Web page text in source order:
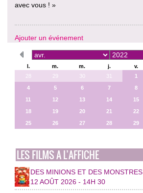
avec vous ! »
Ajouter un événement
l. m. m. j. v.
28
29 30 31 1
4
5 6 7 8
11
12 13 14 15
18
19 20 21 22
25
26 27 28 29
LES FILMS A L’AFFICHE
DES MINIONS ET DES MONSTRES
12 AOÛT 2026 - 14H 30